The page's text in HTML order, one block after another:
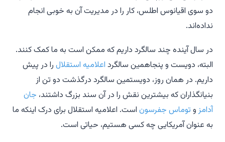
دو سوی اقیانوس اطلس، کار را در مدیریت آن به خوبی انجام
نداده‌اند.
در سال آینده چند سالگرد داریم که ممکن است به ما کمک کنند.
البته، دویست و پنجاهمین سالگرد اعلامیه استقلال را در پیش
داریم. در همان روز، دویستمین سالگرد درگذشت دو تن از
بنیانگذاران که بیشترین نقش را در آن سند بزرگ داشتند، جان
آدامز و توماس جفرسون است. اعلامیه استقلال برای درک اینکه ما
به عنوان آمریکایی چه کسی هستیم، حیاتی است.